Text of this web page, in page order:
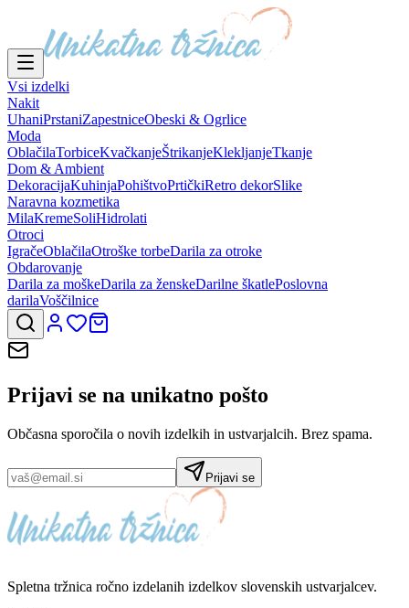
Vsi izdelki
Nakit
UhaniPrstaniZapestniceObeski & Ogrlice
Moda
OblačilaTorbiceKvačkanjeŠtrikanjeKlekljanjeTkanje
Dom & Ambient
DekoracijaKuhinjaPohištvoPrtičkiRetro dekorSlike
Naravna kozmetika
MilaKremeSoliHidrolati
Otroci
IgračeOblačilaOtroške torbeDarila za otroke
Obdarovanje
Darila za moškeDarila za ženskeDarilne škatlePoslovna
darilaVoščilnice
Prijavi se na unikatno pošto
Občasna sporočila o novih izdelkih in ustvarjalcih. Brez spama.
Prijavi se
Spletna tržnica ročno izdelanih izdelkov slovenskih ustvarjalcev.